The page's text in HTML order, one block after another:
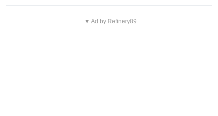
▼ Ad by Refinery89